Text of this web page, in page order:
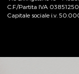
C.F./Partita IVA
Capitale sociale i.v.